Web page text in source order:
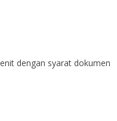
dengan syarat dokumen